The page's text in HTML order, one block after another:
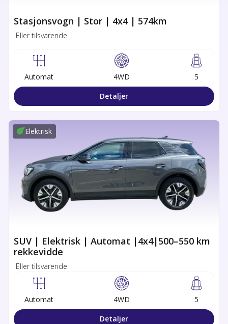
Stasjonsvogn | Stor | 4x4 | 574km
Eller tilsvarende
Automat 4WD
5
Detaljer
Elektrisk
SUV | Elektrisk | Automat |4x4|500–550 km
rekkevidde
Eller tilsvarende
Automat 4WD
5
Detaljer